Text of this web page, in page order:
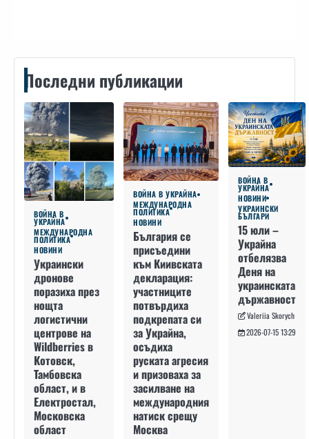
Последни публикации
ВОЙНА В
УКРАЙНА
МЕЖДУНАРОДНА
ПОЛИТИКА
НОВИНИ
Украински
дронове
поразиха през
нощта
логистични
центрове на
Wildberries в
Котовск,
Тамбовска
област, и в
Електростал,
Московска
област
ВОЙНА В УКРАЙНА
МЕЖДУНАРОДНА
ПОЛИТИКА
НОВИНИ
България се
присъедини
към Киивската
декларация:
участниците
потвърдиха
подкрепата си
за Украйна,
осъдиха
руската агресия
и призоваха за
засилване на
международния
натиск срещу
Москва
ВОЙНА В
УКРАЙНА
НОВИНИ
УКРАИНСКИ
БЪЛГАРИ
15 юли –
Украйна
отбелязва
Деня на
украинската
държавност
Valeriia Skorych
2026-07-15 13:29